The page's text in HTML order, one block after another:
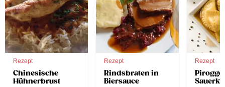
Rezept
Chinesische
Hühnerbrust
Rezept
Rindsbraten in
Biersauce
Rezept